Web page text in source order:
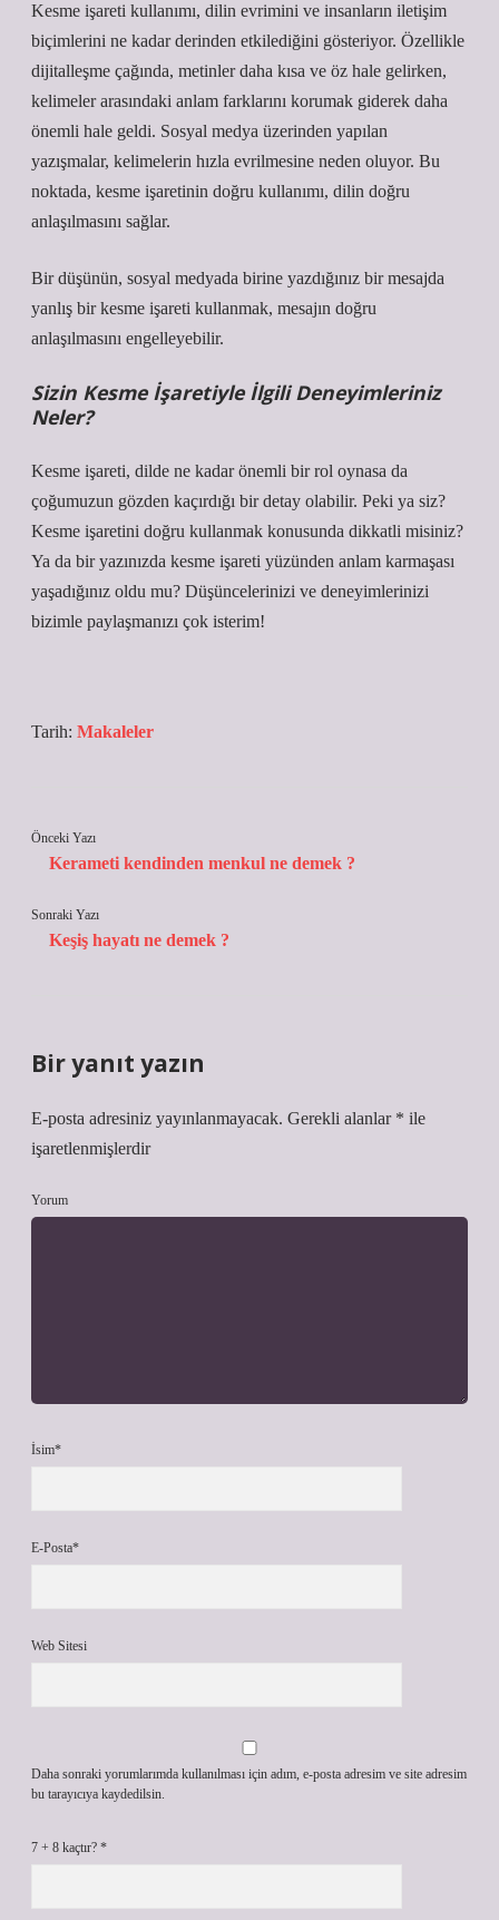
Kesme işareti kullanımı, dilin evrimini ve insanların iletişim
biçimlerini ne kadar derinden etkilediğini gösteriyor. Özellikle
dijitalleşme çağında, metinler daha kısa ve öz hale gelirken,
kelimeler arasındaki anlam farklarını korumak giderek daha
önemli hale geldi. Sosyal medya üzerinden yapılan
yazışmalar, kelimelerin hızla evrilmesine neden oluyor. Bu
noktada, kesme işaretinin doğru kullanımı, dilin doğru
anlaşılmasını sağlar.
Bir düşünün, sosyal medyada birine yazdığınız bir mesajda
yanlış bir kesme işareti kullanmak, mesajın doğru
anlaşılmasını engelleyebilir.
Sizin Kesme İşaretiyle İlgili Deneyimleriniz
Neler?
Kesme işareti, dilde ne kadar önemli bir rol oynasa da
çoğumuzun gözden kaçırdığı bir detay olabilir. Peki ya siz?
Kesme işaretini doğru kullanmak konusunda dikkatli misiniz?
Ya da bir yazınızda kesme işareti yüzünden anlam karmaşası
yaşadığınız oldu mu? Düşüncelerinizi ve deneyimlerinizi
bizimle paylaşmanızı çok isterim!
Tarih: Makaleler
Önceki Yazı
Kerameti kendinden menkul ne demek ?
Sonraki Yazı
Keşiş hayatı ne demek ?
Bir yanıt yazın
E-posta adresiniz yayınlanmayacak. Gerekli alanlar * ile
işaretlenmişlerdir
Yorum
İsim*
E-Posta*
Web Sitesi
Daha sonraki yorumlarımda kullanılması için adım, e-posta adresim ve site adresim
bu tarayıcıya kaydedilsin.
7 + 8 kaçtır? *